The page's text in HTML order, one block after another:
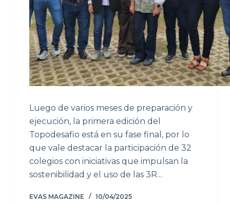
Luego de varios meses de preparación y
ejecución, la primera edición del
Topodesafio está en su fase final, por lo
que vale destacar la participación de 32
colegios con iniciativas que impulsan la
sostenibilidad y el uso de las 3R…
EVAS MAGAZINE 10/04/2025